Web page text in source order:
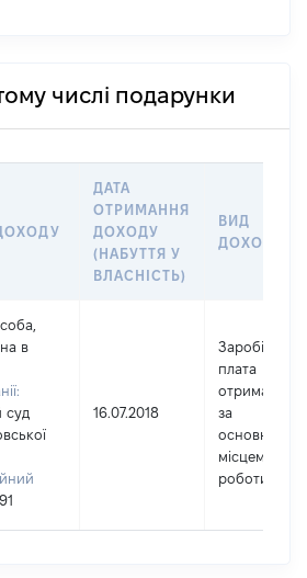
числі подарунки
ДАТА
ОТРИМАННЯ
ДОХОДУ
(НАБУТТЯ У
ВЛАСНІСТЬ)
ВИД
ДОХОДУ
в
суд
16.07.2018
Заробітна
плата
отримана
за
основним
місцем
роботи